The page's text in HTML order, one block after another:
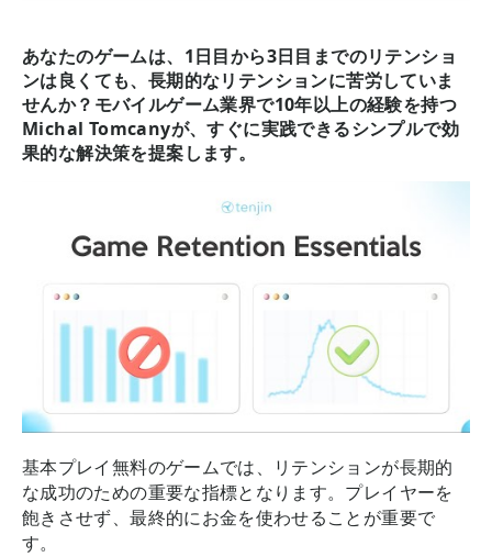
あなたのゲームは、1日目から3日目までのリテンショ
ンは良くても、長期的なリテンションに苦労していま
せんか？モバイルゲーム業界で10年以上の経験を持つ
Michal Tomcanyが、すぐに実践できるシンプルで効
果的な解決策を提案します。
基本プレイ無料のゲームでは、リテンションが長期的
な成功のための重要な指標となります。プレイヤーを
飽きさせず、最終的にお金を使わせることが重要で
す。